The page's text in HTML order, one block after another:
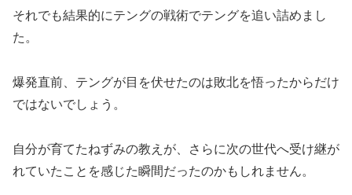
それでも結果的にテングの戦術でテングを追い詰めまし
た。
爆発直前、テングが目を伏せたのは敗北を悟ったからだけ
ではないでしょう。
自分が育てたねずみの教えが、さらに次の世代へ受け継が
れていたことを感じた瞬間だったのかもしれません。